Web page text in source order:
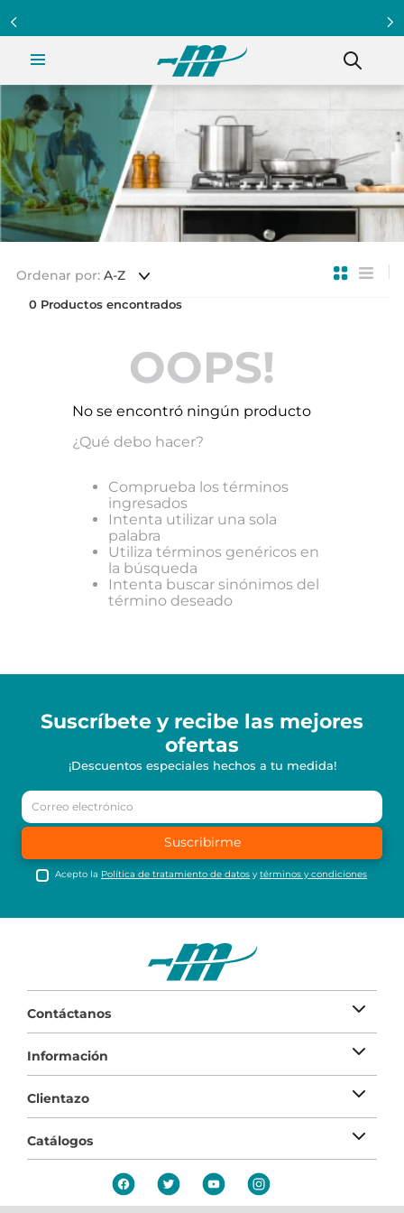
Ordenar por A-Z
0
OOPS!
No se encontró ningún producto
¿Qué debo hacer?
Comprueba los términos
ingresados
Intenta utilizar una sola
palabra
Utiliza términos genéricos en
la búsqueda
Intenta buscar sinónimos del
término deseado
Suscríbete y recibe las mejores
ofertas
¡Descuentos especiales hechos a tu medida!
Suscribirme
Acepto la Política de tratamiento de datos ytérminos y condiciones
Contáctanos
Información
Clientazo
Catálogos